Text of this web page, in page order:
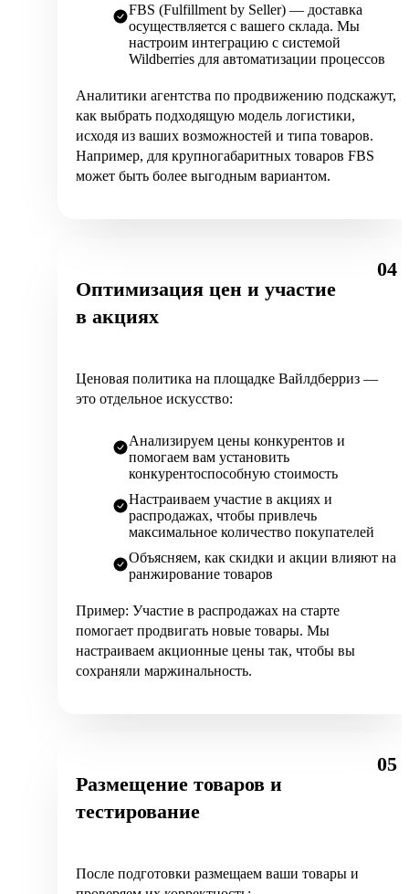
FBS (Fulfillment by Seller) — доставка
осуществляется с вашего склада. Мы
настроим интеграцию с системой
Wildberries для автоматизации процессов
Аналитики агентства по продвижению подскажут,
как выбрать подходящую модель логистики,
исходя из ваших возможностей и типа товаров.
Например, для крупногабаритных товаров FBS
может быть более выгодным вариантом.
04
Оптимизация цен и участие
в акциях
Ценовая политика на площадке Вайлдберриз —
это отдельное искусство:
Анализируем цены конкурентов и
помогаем вам установить
конкурентоспособную стоимость
Настраиваем участие в акциях и
распродажах, чтобы привлечь
максимальное количество покупателей
Объясняем, как скидки и акции влияют на
ранжирование товаров
Пример: Участие в распродажах на старте
помогает продвигать новые товары. Мы
настраиваем акционные цены так, чтобы вы
сохраняли маржинальность.
05
Размещение товаров и
тестирование
После подготовки размещаем ваши товары и